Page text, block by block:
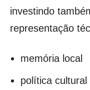
investindo
representação
memória local
política cultural